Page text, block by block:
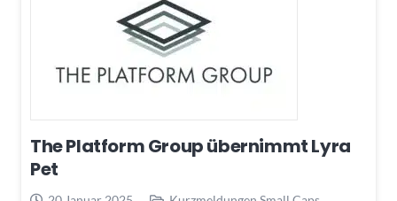
The Platform Group übernimmt Lyra
Pet